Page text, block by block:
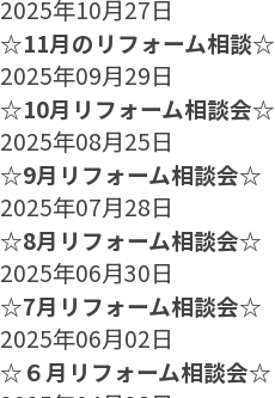
2025年10月27日
☆11月のリフォーム相談☆
2025年09月29日
☆10月リフォーム相談会☆
2025年08月25日
☆9月リフォーム相談会☆
2025年07月28日
☆8月リフォーム相談会☆
2025年06月30日
☆7月リフォーム相談会☆
2025年06月02日
☆６月リフォーム相談会☆